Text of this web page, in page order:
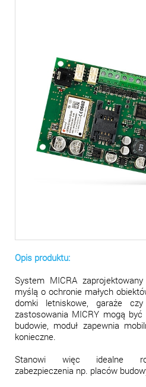
Opis produktu:
System MICRA
myślą o ochronie małych
domki letniskowe, garaże
zastosowania MICRY mogą
budowie, moduł zapewnia
konieczne.
Stanowi więc idealne
zabezpieczenia np. placów